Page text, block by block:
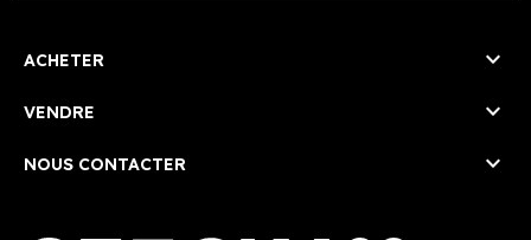
ACHETER 
VENDRE 
NOUS CONTACTER 